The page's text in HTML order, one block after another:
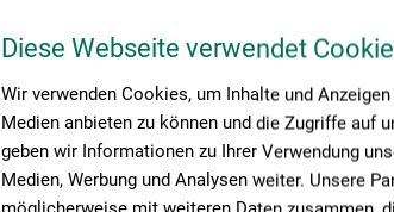
Diese Webseite verwendet
Wir verwenden Cookies, um Inhalte und
Medien anbieten zu können und die Zugriffe auf
geben wir Informationen zu Ihrer Verwendung
Medien, Werbung und Analysen weiter. Unsere